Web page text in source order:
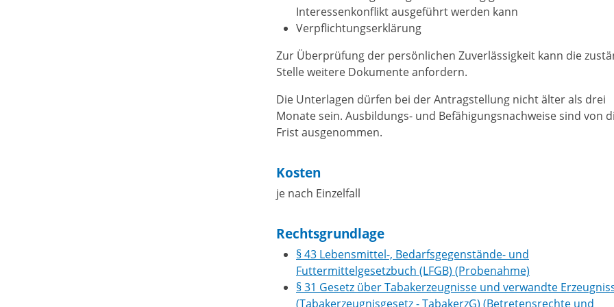
Interessenkonflikt ausgeführt werden kann
Verpflichtungserklärung
Zur Überprüfung der persönlichen Zuverlässigkeit kann die
Stelle weitere Dokumente anfordern.
Die Unterlagen dürfen bei der Antragstellung nicht älter als drei
Monate sein. Ausbildungs- und Befähigungsnachweise sind von
Frist ausgenommen.
Kosten
je nach Einzelfall
Rechtsgrundlage
§ 43 Lebensmittel-, Bedarfsgegenstände- und
Futtermittelgesetzbuch (LFGB) (Probenahme)
§ 31 Gesetz über Tabakerzeugnisse und verwandte
(Tabakerzeugnisgesetz - TabakerzG) (Betretensrechte und